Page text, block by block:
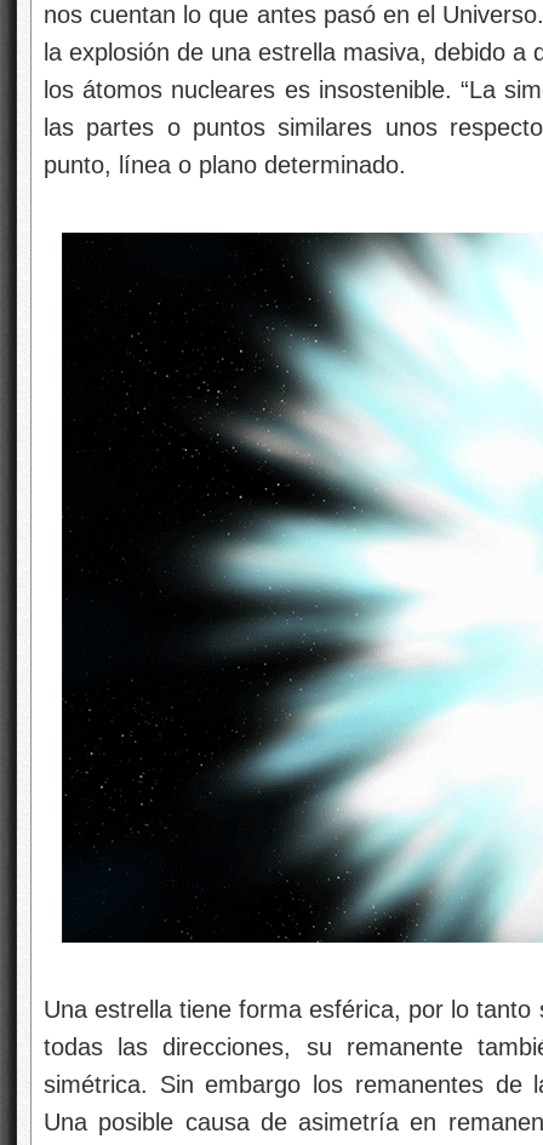
nos cuentan lo que antes pasó en el
la explosión de una estrella masiva, debido
los átomos nucleares es insostenible. “La
las partes o puntos similares unos
punto, línea o plano determinado.
Una estrella tiene forma esférica, por lo
todas las direcciones, su remanente
simétrica. Sin embargo los remanentes de
Una posible causa de asimetría en